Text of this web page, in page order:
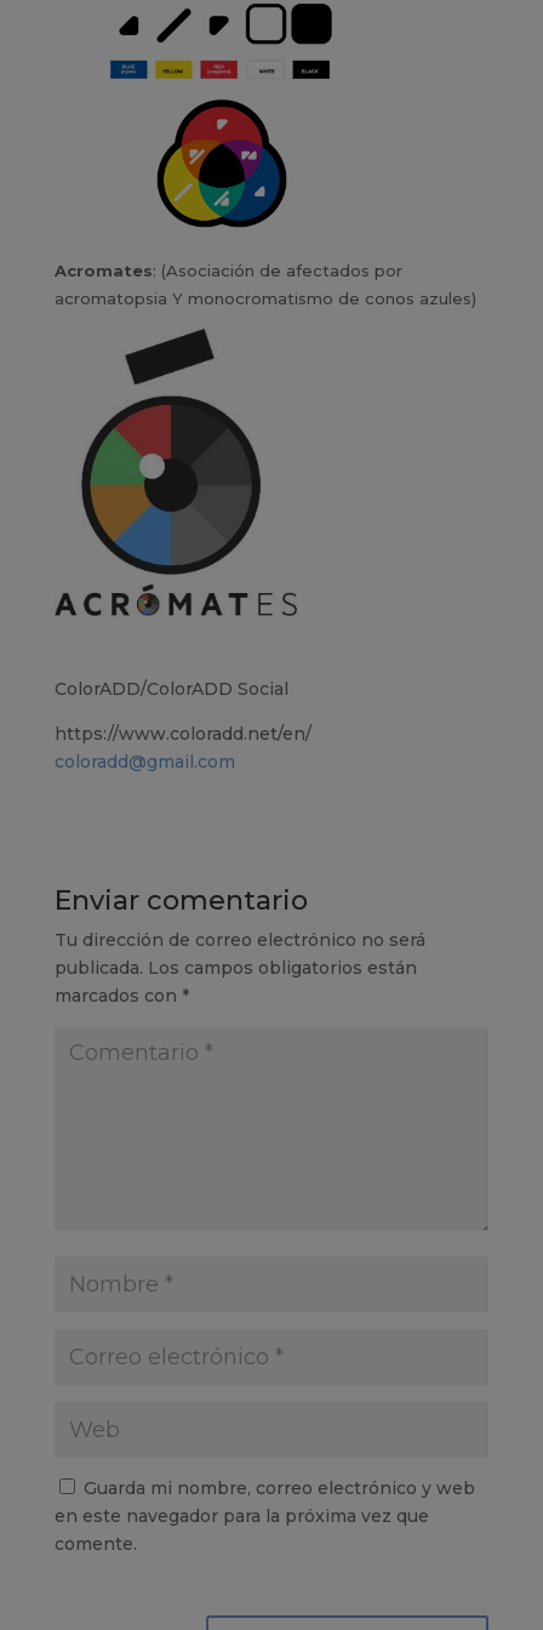
Acromates: (Asociación de afectados por
acromatopsia Y monocromatismo de conos azules)
ColorADD/ColorADD Social
https://www.coloradd.net/en/
coloradd@gmail.com
Enviar comentario
Tu dirección de correo electrónico no será
publicada. Los campos obligatorios están
marcados con *
Guarda mi nombre, correo electrónico y web
en este navegador para la próxima vez que
comente.